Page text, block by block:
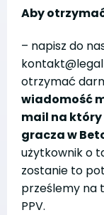
Aby
– napisz do
otrzymać
wiadomość
mail na
gracza w
użytkownik o
zostanie to
prześlemy na
PPV.